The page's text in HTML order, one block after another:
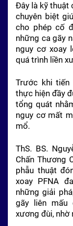
Đây là kỹ thuật
chuyên biệt
cho phép cố
những ca gãy
nguy cơ xoay
quá trình liền
Trước khi tiến
thực hiện đầy
tổng quát
nguy cơ mất
mổ.
ThS. BS.
Chấn Thương
phẫu thuật
xoay PFNA
những giải
gãy liên mấu
xương đùi, nhờ